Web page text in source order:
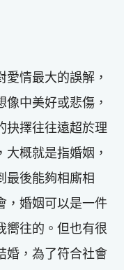
情最大的誤解，
中美好或悲傷，
抉擇往往遠超於理
概就是指婚姻，
最後能夠相廝相
，婚姻可以是一件
嚮往的。但也有很
婚，為了符合社會